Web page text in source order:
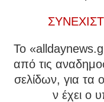
To
από τις
σελίδων, για τα
ν έχει ο